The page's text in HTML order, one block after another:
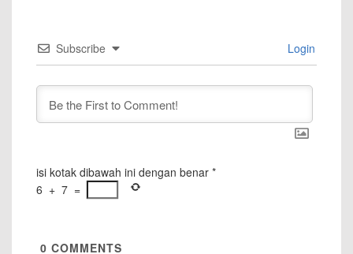
Subscribe Login
isi kotak dibawah ini dengan benar *
6 + 7 =
0 COMMENTS